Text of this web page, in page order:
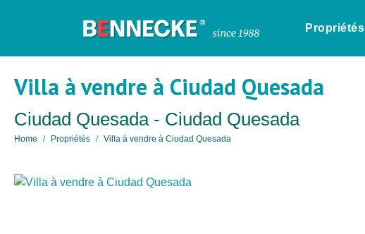
Propriétés
Villa à vendre à Ciudad Quesada
Ciudad Quesada - Ciudad Quesada
Home Propriétés Villa à vendre à Ciudad Quesada